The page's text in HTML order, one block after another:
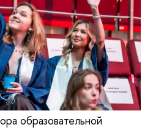
образовательной